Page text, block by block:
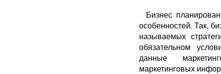
Бизнес
особенностей. Так,
называемых
обязательном
данные
маркетинговых